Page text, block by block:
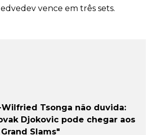
vence em três sets.
Wilfried Tsonga não duvida:
Djokovic pode chegar aos
Slams"